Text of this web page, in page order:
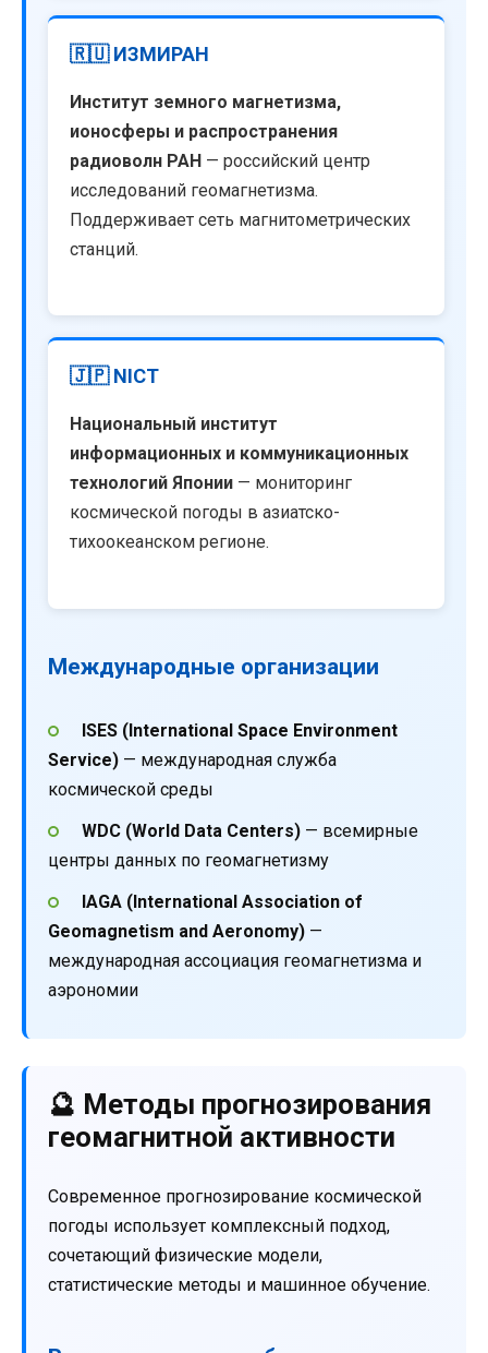
🇷🇺 ИЗМИРАН
Институт земного магнетизма,
ионосферы и распространения
радиоволн РАН — российский центр
исследований геомагнетизма.
Поддерживает сеть магнитометрических
станций.
🇯🇵 NICT
Национальный институт
информационных и коммуникационных
технологий Японии — мониторинг
космической погоды в азиатско-
тихоокеанском регионе.
Международные организации
ISES (International Space Environment
Service) — международная служба
космической среды
WDC (World Data Centers)— всемирные
центры данных по геомагнетизму
IAGA (International Association of
Geomagnetism and Aeronomy) —
международная ассоциация геомагнетизма и
аэрономии
🔮 Методы прогнозирования
геомагнитной активности
Современное прогнозирование космической
погоды использует комплексный подход,
сочетающий физические модели,
статистические методы и машинное обучение.